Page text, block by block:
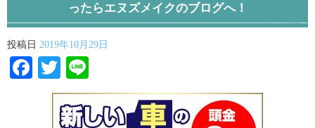
ったらエヌズメイクのブログへ！
投稿日 2019年10月29日
Facebook
Twitter